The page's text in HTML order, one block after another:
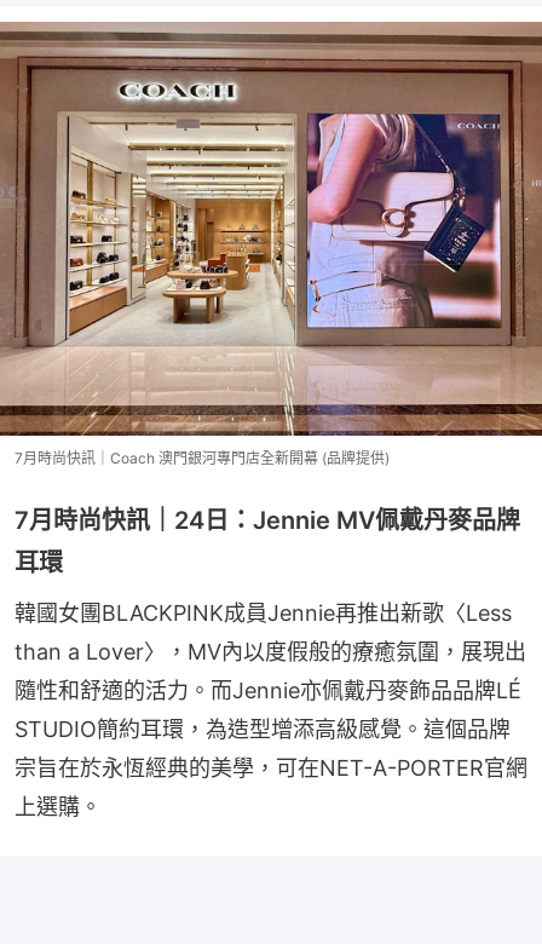
7月時尚快訊｜Coach 澳門銀河專門店全新開幕 (品牌提供)
7月時尚快訊｜24日：Jennie MV佩戴丹麥品牌
耳環
韓國女團BLACKPINK成員Jennie再推出新歌〈Less
than a Lover〉，MV內以度假般的療癒氛圍，展現出
隨性和舒適的活力。而Jennie亦佩戴丹麥飾品品牌LÉ
STUDIO簡約耳環，為造型增添高級感覺。這個品牌
宗旨在於永恆經典的美學，可在NET-A-PORTER官網
上選購。